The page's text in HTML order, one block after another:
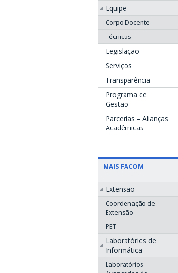
Equipe
Corpo Docente
Técnicos
Legislação
Serviços
Transparência
Programa de
Gestão
Parcerias – Alianças
Acadêmicas
MAIS FACOM
Extensão
Coordenação de
Extensão
PET
Laboratórios de
Informática
Laboratórios